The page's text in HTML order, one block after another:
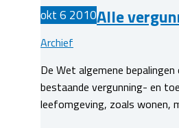
okt6 2010Alle
Archief
De Wet algemene
bestaande vergunning- en
leefomgeving, zoals wonen,